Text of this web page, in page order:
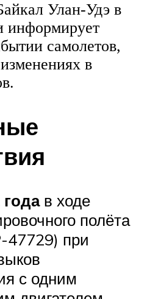
Улан-Удэ в
информирует
самолетов,
в
в ходе
полёта
при
с одним